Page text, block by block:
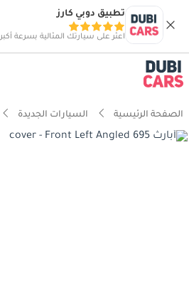
تطبيق دوبي كارز
اعثر على سيارتك المثالية بسرعة أكبر
الصفحة الرئيسية السيارات الجديدة